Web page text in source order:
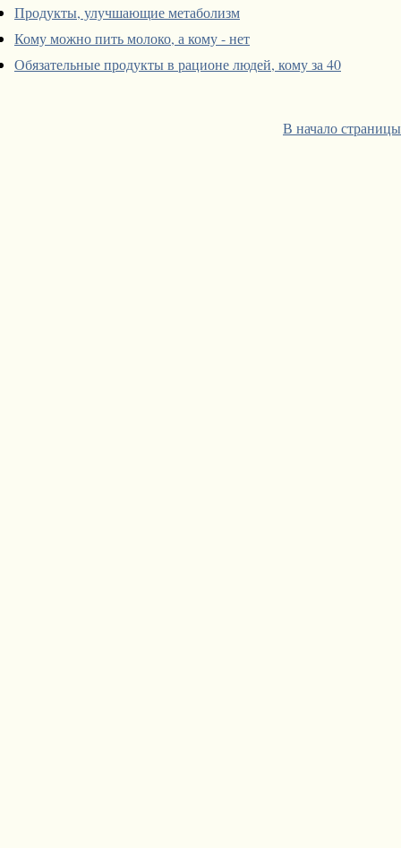
Продукты, улучшающие метаболизм
Кому можно пить молоко, а кому - нет
Обязательные продукты в рационе людей, кому за 40
В начало страницы